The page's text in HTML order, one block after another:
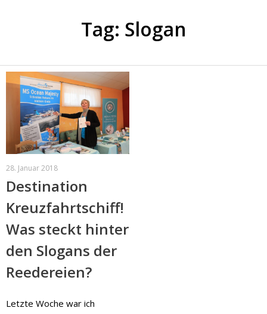
Tag: Slogan
28. Januar 2018
Destination
Kreuzfahrtschiff!
Was steckt hinter
den Slogans der
Reedereien?
Letzte Woche war ich